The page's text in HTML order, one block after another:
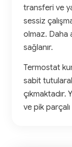
transferi ve
sessiz
olmaz. Daha
sağlanır.
Termostat
sabit
çıkmaktadır.
ve pik